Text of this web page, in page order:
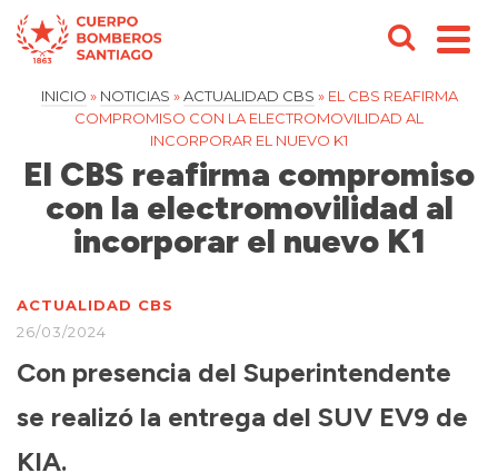
INICIO » NOTICIAS » ACTUALIDAD CBS » EL CBS REAFIRMA
COMPROMISO CON LA ELECTROMOVILIDAD AL
INCORPORAR EL NUEVO K1
El CBS reafirma compromiso
con la electromovilidad al
incorporar el nuevo K1
ACTUALIDAD CBS
26/03/2024
Con presencia del Superintendente
se realizó la entrega del SUV EV9 de
KIA.